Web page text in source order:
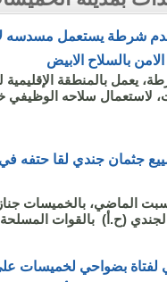
شرطة يستعمل مسدسه
بالسلاح الابيض
يعمل بالمنطقة الإقليمية
28 غشت، لاستعمال سلاحه
جثمان جندي لقا حتفه في
الماضي، بالخميسات
(ح.أ) بالقوات المسلحة
لفتاة بضواحي لخميسات